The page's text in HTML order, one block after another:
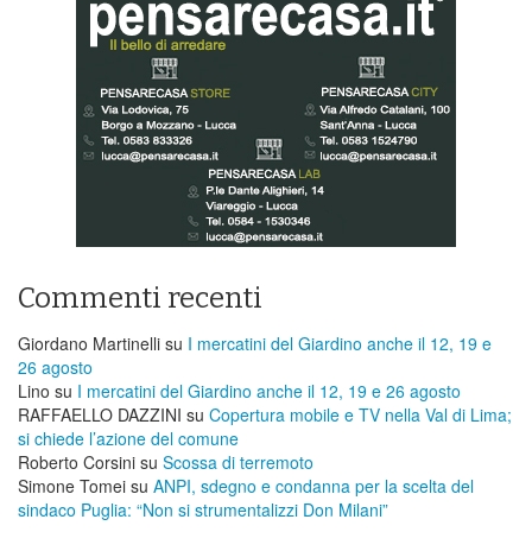
Commenti recenti
Giordano Martinelli su I mercatini del Giardino anche il 12, 19 e
26 agosto
Lino su I mercatini del Giardino anche il 12, 19 e 26 agosto
RAFFAELLO DAZZINI su ​Copertura mobile e TV nella Val di Lima;
si chiede l’azione del comune
Roberto Corsini su Scossa di terremoto
Simone Tomei su ANPI, sdegno e condanna per la scelta del
sindaco Puglia: “Non si strumentalizzi Don Milani”